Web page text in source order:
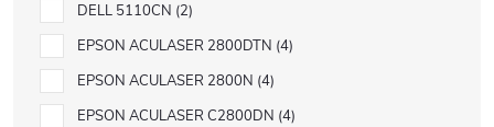
DELL 5110CN 2
EPSON ACULASER 2800DTN 4
EPSON ACULASER 2800N 4
EPSON ACULASER C2800DN 4